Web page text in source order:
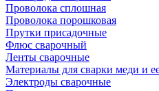
Проволока сплошная
Проволока порошковая
Прутки присадочные
Флюс сварочный
Ленты сварочные
Материалы для сварки меди и
Электроды сварочные